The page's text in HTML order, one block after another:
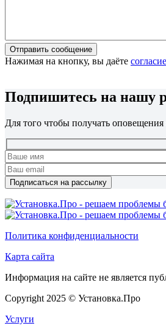
Нажимая на кнопку, вы даёте
Подпишитесь на нашу
Для того чтобы получать
Политика конфиденциальности
Карта сайта
Информация на сайте не является
Copyright 2025 © Установка.Про
Услуги